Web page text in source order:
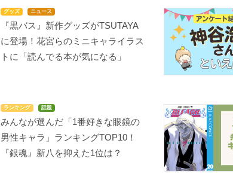
グッズ ニュース
『黒バス』新作グッズがTSUTAYA
に登場！花宮らのミニキャライラス
トに「読んでる本が気になる」
ランキング 話題
みんなが選んだ「1番好きな眼鏡の
男性キャラ」ランキングTOP10！
『銀魂』新八を抑えた1位は？